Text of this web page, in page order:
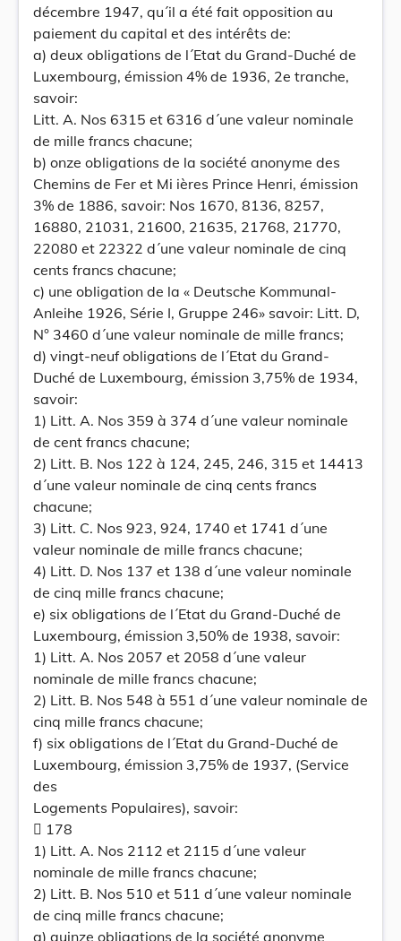
décembre 1947, qu´il a été fait opposition au
paiement du capital et des intérêts de:
a) deux obligations de l´Etat du Grand-Duché de
Luxembourg, émission 4% de 1936, 2e tranche,
savoir:
Litt. A. Nos 6315 et 6316 d´une valeur nominale
de mille francs chacune;
b) onze obligations de la société anonyme des
Chemins de Fer et Mi ières Prince Henri, émission
3% de 1886, savoir: Nos 1670, 8136, 8257,
16880, 21031, 21600, 21635, 21768, 21770,
22080 et 22322 d´une valeur nominale de cinq
cents francs chacune;
c) une obligation de la « Deutsche Kommunal-
Anleihe 1926, Série I, Gruppe 246» savoir: Litt. D,
N° 3460 d´une valeur nominale de mille francs;
d) vingt-neuf obligations de l´Etat du Grand-
Duché de Luxembourg, émission 3,75% de 1934,
savoir:
1) Litt. A. Nos 359 à 374 d´une valeur nominale
de cent francs chacune;
2) Litt. B. Nos 122 à 124, 245, 246, 315 et 14413
d´une valeur nominale de cinq cents francs
chacune;
3) Litt. C. Nos 923, 924, 1740 et 1741 d´une
valeur nominale de mille francs chacune;
4) Litt. D. Nos 137 et 138 d´une valeur nominale
de cinq mille francs chacune;
e) six obligations de l´Etat du Grand-Duché de
Luxembourg, émission 3,50% de 1938, savoir:
1) Litt. A. Nos 2057 et 2058 d´une valeur
nominale de mille francs chacune;
2) Litt. B. Nos 548 à 551 d´une valeur nominale de
cinq mille francs chacune;
f) six obligations de l´Etat du Grand-Duché de
Luxembourg, émission 3,75% de 1937, (Service
des
Logements Populaires), savoir:
 178
1) Litt. A. Nos 2112 et 2115 d´une valeur
nominale de mille francs chacune;
2) Litt. B. Nos 510 et 511 d´une valeur nominale
de cinq mille francs chacune;
g) quinze obligations de la société anonyme